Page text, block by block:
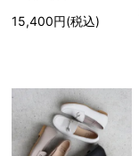
15,400円(税込)